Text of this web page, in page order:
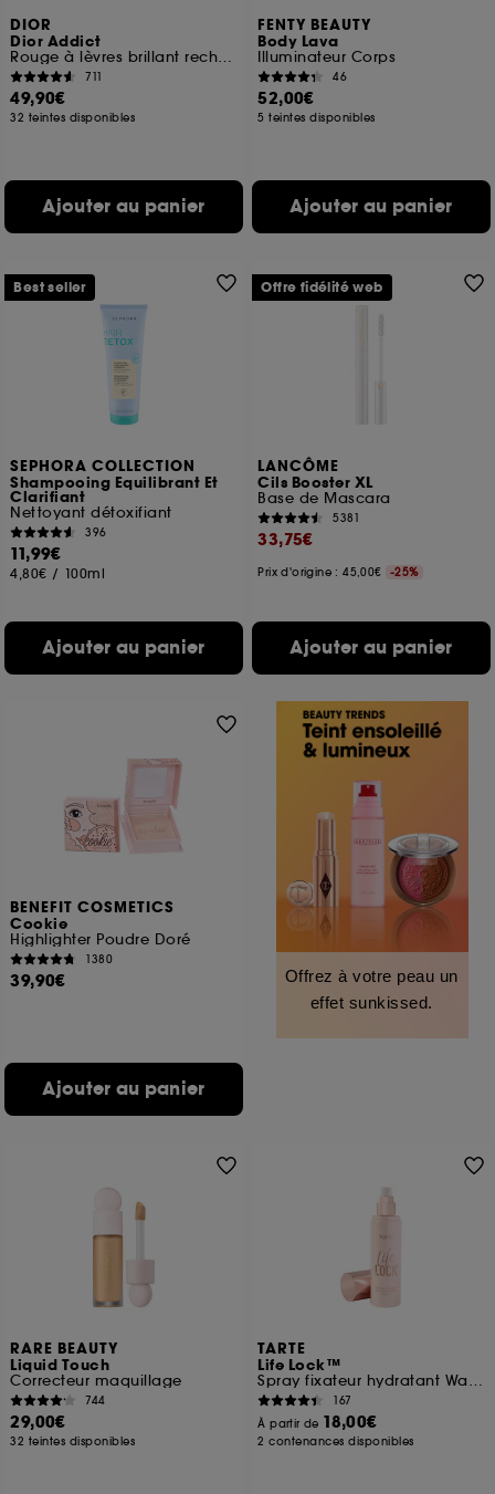
DIOR
Dior Addict
Rouge à lèvres brillant rechargeable 90 % d'origine naturelle
711
49,90€
32 teintes disponibles
Ajouter au panier
FENTY BEAUTY
Body Lava
Illuminateur Corps
46
52,00€
5 teintes disponibles
Ajouter au panier
SEPHORA COLLECTION
Shampooing Equilibrant Et
Clarifiant
Nettoyant détoxifiant
396
11,99€
4,80€ / 100ml
Ajouter au panier
Best seller
LANCÔME
Cils Booster XL
Base de Mascara
5381
33,75€
Prix d'origine : 45,00€ -25%
Ajouter au panier
Offre fidélité web
BENEFIT COSMETICS
Cookie
Highlighter Poudre Doré
1380
39,90€
Ajouter au panier
Offrez à votre peau un
effet sunkissed.
RARE BEAUTY
Liquid Touch
Correcteur maquillage
744
29,00€
32 teintes disponibles
TARTE
Life Lock™
Spray fixateur hydratant Waterproof
167
À partir de 18,00€
2 contenances disponibles